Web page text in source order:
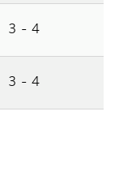
3 - 4
3 - 4